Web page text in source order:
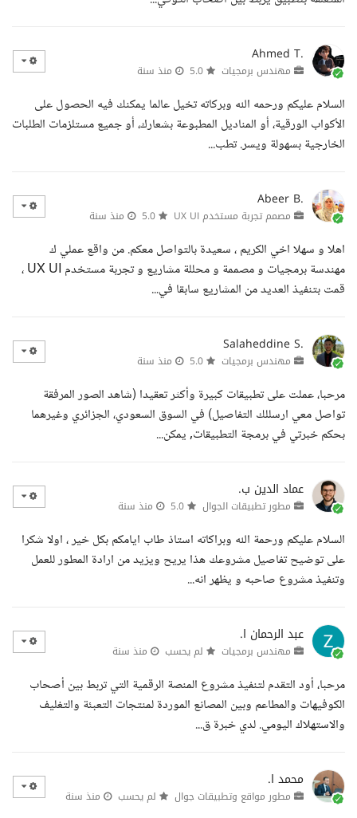
Ahmed T.
مهندس برمجيات منذ سنة
السلام عليكم ورحمه الله وبركاته تخيل عالما يمكنك فيه الحصول على
الأكواب الورقية، أو المناديل المطبوعة بشعارك، أو جميع مستلزمات الطلبات
الخارجية بسهولة ويسر. تطب...
Abeer B.
مصمم تجربة مستخدم UX UI منذ سنة
اهلا و سهلا اخي الكريم ، سعيدة بالتواصل معكم. من واقع عملي ك
مهندسة برمجيات و مصممة و محللة مشاريع و تجربة مستخدم UX UI ،
قمت بتنفيذ العديد من المشاريع سابقا في...
Salaheddine S.
مهندس برمجيات منذ سنة
مرحبا، عملت على تطبيقات كبيرة وأكثر تعقيدا (شاهد الصور المرفقة
تواصل معي ارسللك التفاصيل) في السوق السعودي، الجزائري وغيرهما
بحكم خبرتي في برمجة التطبيقات, يمكن...
عماد الدين ب.
مطور تطبيقات الجوال منذ سنة
السلام عليكم ورحمة الله وبراكاته استاذ طاب ايامكم بكل خير ، اولا شكرا
على توضيح تفاصيل مشروعك هذا يريح ويزيد من ارادة المطور للعمل
وتنفيذ مشروع صاحبه و يظهر انه...
عبد الرحمان ا.
مهندس برمجيات لم يحسب منذ سنة
مرحبا، أود التقدم لتنفيذ مشروع المنصة الرقمية التي تربط بين أصحاب
الكوفيهات والمطاعم وبين المصانع الموردة لمنتجات التعبئة والتغليف
والاستهلاك اليومي. لدي خبرة ق...
محمد ا.
مطور مواقع وتطبيقات جوال لم يحسب منذ سنة